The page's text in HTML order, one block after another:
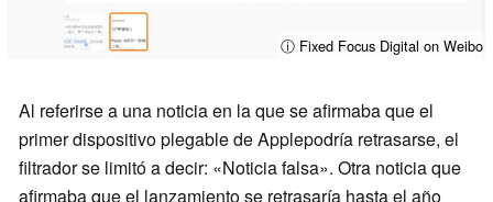
ⓘ Fixed Focus Digital on Weibo
Al referirse a una noticia en la que se afirmaba que el
primer dispositivo plegable de Applepodría retrasarse, el
filtrador se limitó a decir: «Noticia falsa». Otra noticia que
afirmaba que el lanzamiento se retrasaría hasta el año